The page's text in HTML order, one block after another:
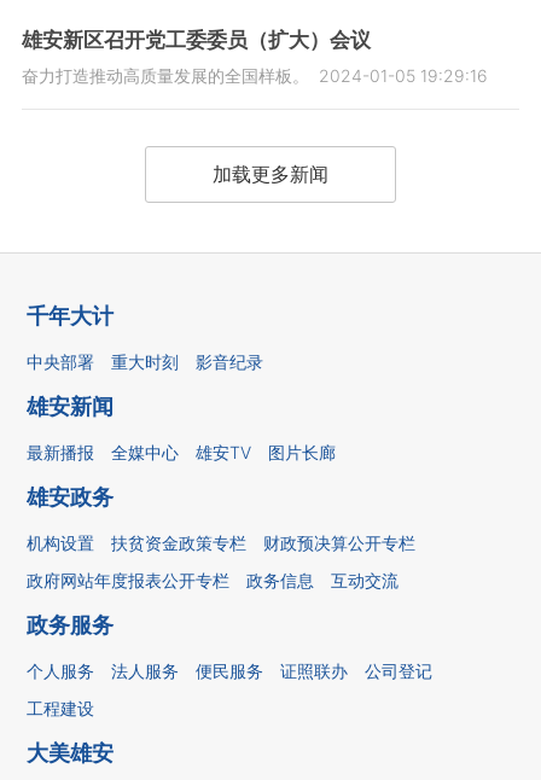
雄安新区召开党工委委员（扩大）会议
奋力打造推动高质量发展的全国样板。 2024-01-05 19:29:16
加载更多新闻
千年大计
中央部署 重大时刻 影音纪录
雄安新闻
最新播报 全媒中心 雄安TV 图片长廊
雄安政务
机构设置 扶贫资金政策专栏
财政预决算公开专栏
政府网站年度报表公开专栏
政务信息 互动交流
政务服务
个人服务 法人服务 便民服务 证照联办
公司登记
工程建设
大美雄安